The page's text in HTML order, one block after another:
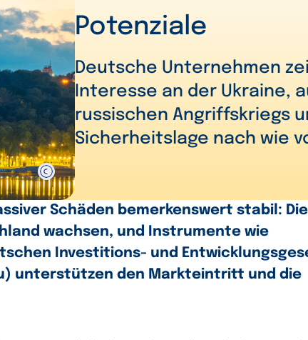
Suchen
Potenziale
Deutsche Unternehmen
Interesse an der Ukraine,
russischen Angriffskriegs
Sicherheitslage nach wie
Schäden bemerkenswert stabil:
wachsen, und Instrumente wie
Investitions- und
unterstützen den Markteintritt und die